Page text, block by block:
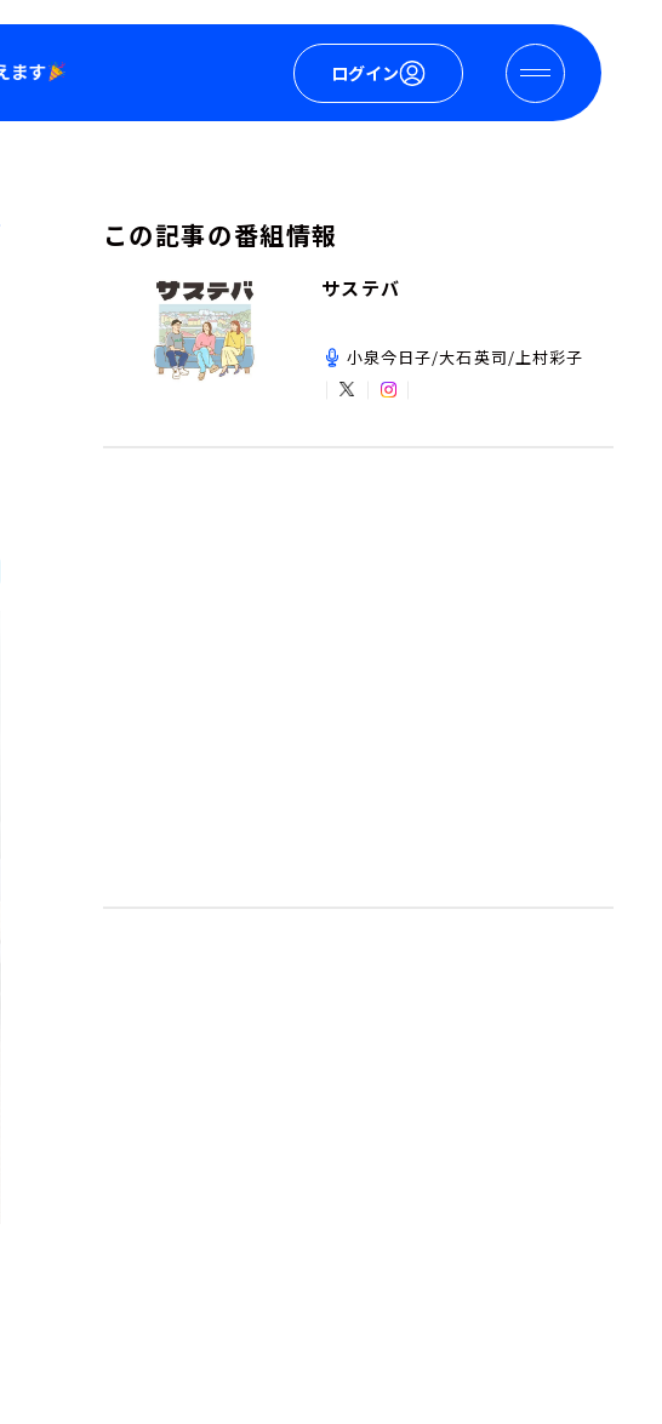
ログイン
この記事の番組情報
サステバ
小泉今日子/大石英司/上村彩子